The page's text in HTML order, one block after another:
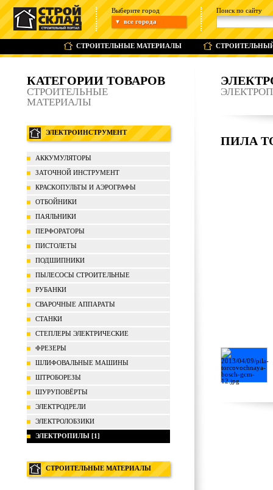
Выберите город
▼ все города
Поиск по сайту
СТРОИТЕЛЬНЫЕ МАТЕРИАЛЫ
КАТЕГОРИИ ТОВАРОВ
СТРОИТЕЛЬНЫЕ
МАТЕРИАЛЫ
ЭЛЕКТРОИНСТРУМЕНТ
АККУМУЛЯТОРЫ
ЗАТОЧНОЙ ИНСТРУМЕНТ
КРАСКОПУЛЬТЫ И АЭРОГРАФЫ
ОТБОЙНИКИ
ПАЯЛЬНИКИ
ПЕРФОРАТОРЫ
ПИСТОЛЕТЫ
ПОДШИПНИКИ
ПЫЛЕСОСЫ СТРОИТЕЛЬНЫЕ
РУБАНКИ
СВАРОЧНЫЕ АППАРАТЫ
СТАНКИ
СТЕПЛЕРЫ ЭЛЕКТРИЧЕСКИЕ
ФРЕЗЕРЫ
ШЛИФОВАЛЬНЫЕ МАШИНЫ
ШТРОБОРЕЗЫ
ШУРУПОВЁРТЫ
ЭЛЕКТРОДРЕЛИ
ЭЛЕКТРОЛОБЗИКИ
ЭЛЕКТРОПИЛЫ [1]
СТРОИТЕЛЬНЫЕ МАТЕРИАЛЫ
ПИЛА